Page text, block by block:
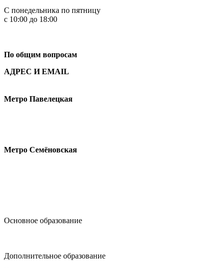
С понедельника по пятницу
с 10:00 до 18:00
По общим вопросам
АДРЕС И EMAIL
Метро Павелецкая
Метро Семёновская
Основное образование
Дополнительное образование